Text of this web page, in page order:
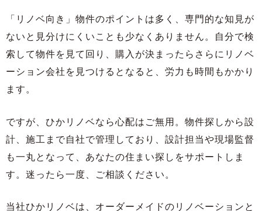
「リノベ向き」物件のポイントは多く、専門的な知見が
ないと見分けにくいことも少なくありません。自分で検
索して物件を見て回り、購入が決まったらさらにリノベ
ーション会社を見つけるとなると、労力も時間もかかり
ます。
ですが、ひかリノベなら心配はご無用。物件探しから設
計、施工まで自社で管理しており、設計担当や現場監督
も一丸となって、あなたの住まい探しをサポートしま
す。迷ったら一度、ご相談ください。
当社ひかリノベは、オーダーメイドのリノベーションと